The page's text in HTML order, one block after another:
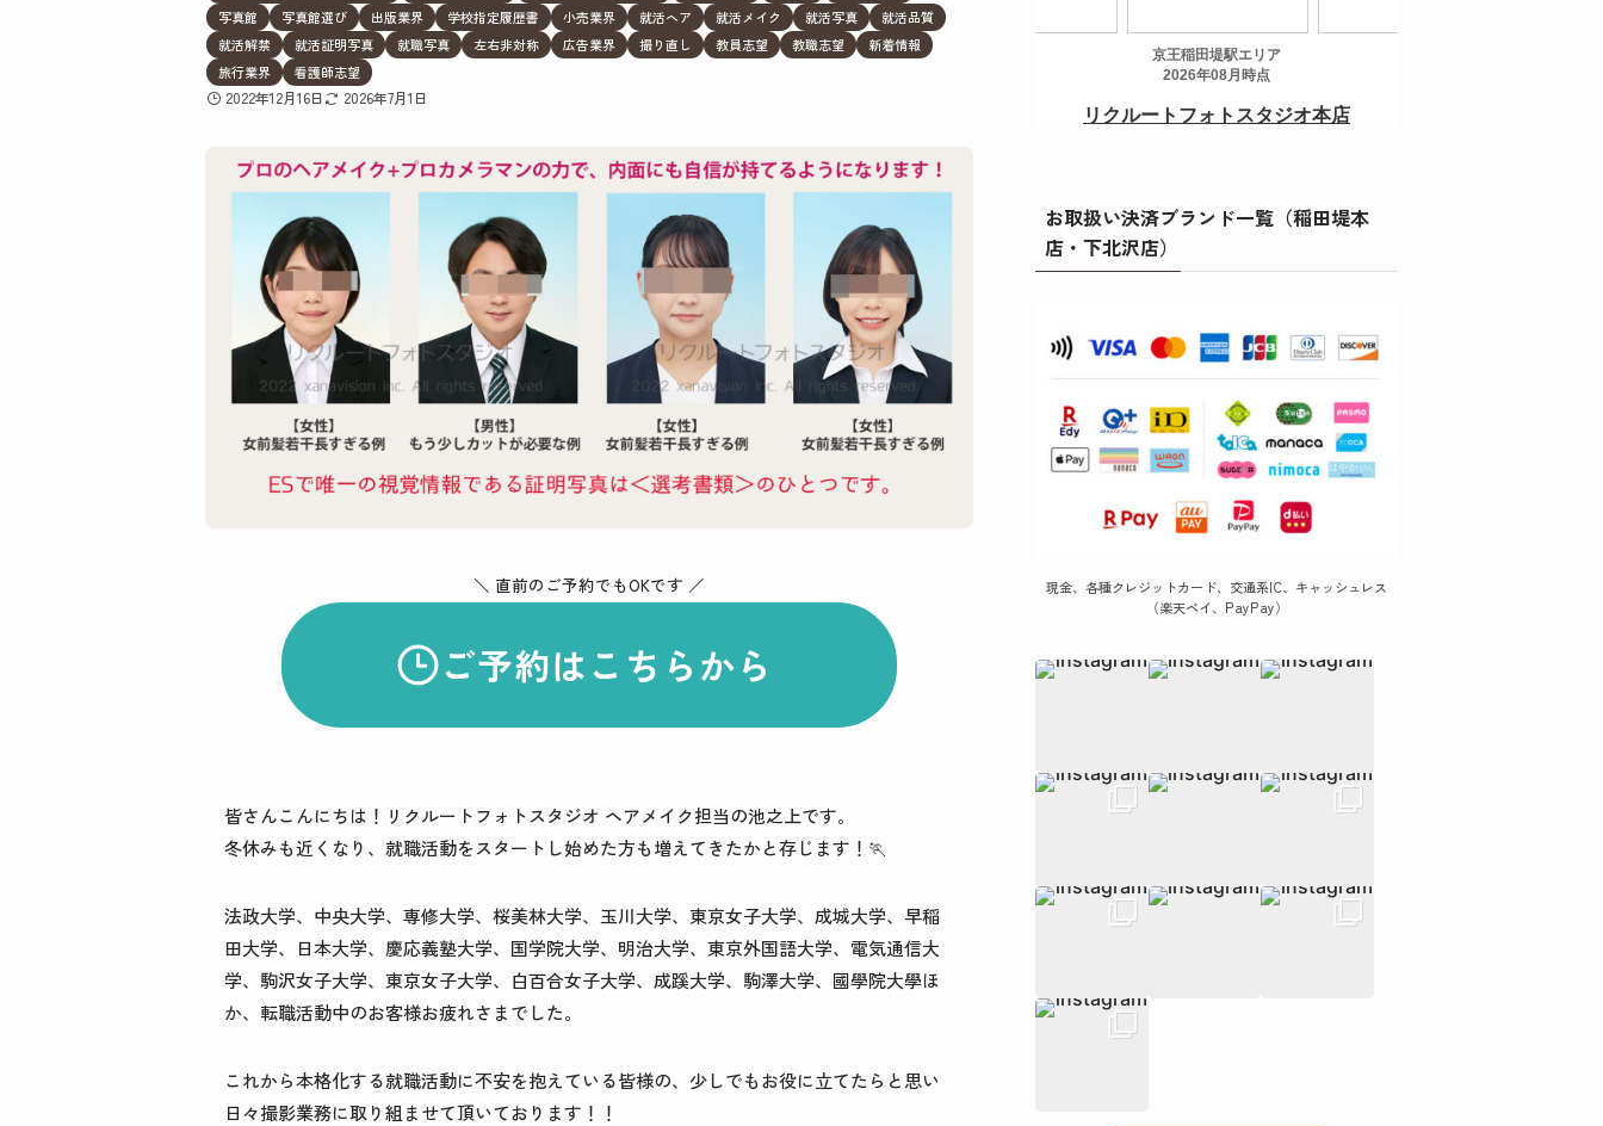
写真館
写真館選び 出版業界 学校指定履歴書 小売業界 就活ヘア 就活メイク 就活写真
就活品質
就活解禁
就活証明写真 就職写真 左右非対称 広告業界 撮り直し 教員志望 教職志望
新着情報
旅行業界
看護師志望
2022年12月16日 2026年7月1日
＼ 直前のご予約でもOKです ／
ご予約はこちらから
皆さんこんにちは！リクルートフォトスタジオ ヘアメイク担当の池之上です。
冬休みも近くなり、就職活動をスタートし始めた方も増えてきたかと存じます！🏃
法政大学、中央大学、専修大学、桜美林大学、玉川大学、東京女子大学、成城大学、早稲
田大学、日本大学、慶応義塾大学、国学院大学、明治大学、東京外国語大学、電気通信大
学、駒沢女子大学、東京女子大学、白百合女子大学、成蹊大学、駒澤大学、國學院大學ほ
か、転職活動中のお客様お疲れさまでした。
これから本格化する就職活動に不安を抱えている皆様の、少しでもお役に立てたらと思い
日々撮影業務に取り組ませて頂いております！！
お取扱い決済ブランド一覧（稲田堤本
店・下北沢店）
現金、各種クレジットカード、交通系IC、キャッシュレス
（楽天ペイ、PayPay）